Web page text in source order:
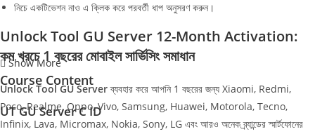
নিচে একটিভেশন নাও এ ক্লিক করে পরবর্তী ধাপ অনুসরণ করুন।
Unlock Tool GU Server 12-Month Activation:
কম খরচে 1 বছরের মোবাইল সার্ভিসিং সমাধান
Unlock Tool GU Serverব্যবহার করে আপনি 1 বছরের জন্য Xiaomi, Redmi,
Poco, Realme, Oppo, Vivo, Samsung, Huawei, Motorola, Tecno,
Infinix, Lava, Micromax, Nokia, Sony, LG এবং আরও অনেক ব্র্যান্ডের স্মার্টফোনের
Show More
Course Content
UT GU Server C ID